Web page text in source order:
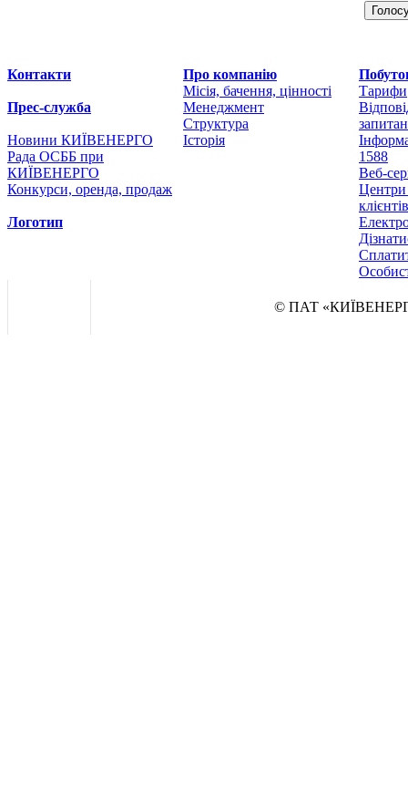
Контакти
Прес-служба
Новини КИЇВЕНЕРГО
Рада ОСББ при
КИЇВЕНЕРГО
Конкурси, оренда, продаж
Логотип
Про компанію
Місія, бачення, цінності
Менеджмент
Структура
Історія
Тарифи
1588
Веб-
Центри
клієнтів
© ПАТ